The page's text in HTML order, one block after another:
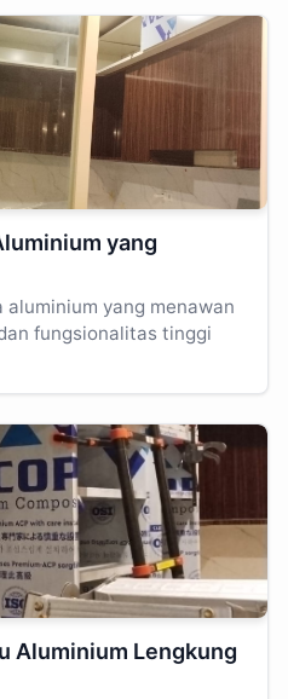
yang
yang menawan
fungsionalitas tinggi
Aluminium Lengkung